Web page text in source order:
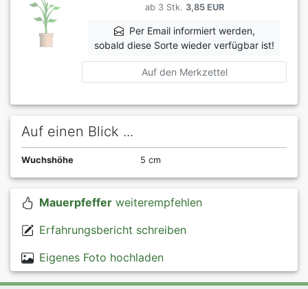
ab 3 Stk. 3,85 EUR
Per Email informiert werden,
sobald diese Sorte wieder verfügbar ist!
Auf den Merkzettel
Auf einen Blick ...
Wuchshöhe 5 cm
Mauerpfefferweiterempfehlen
Erfahrungsbericht schreiben
Eigenes Foto hochladen